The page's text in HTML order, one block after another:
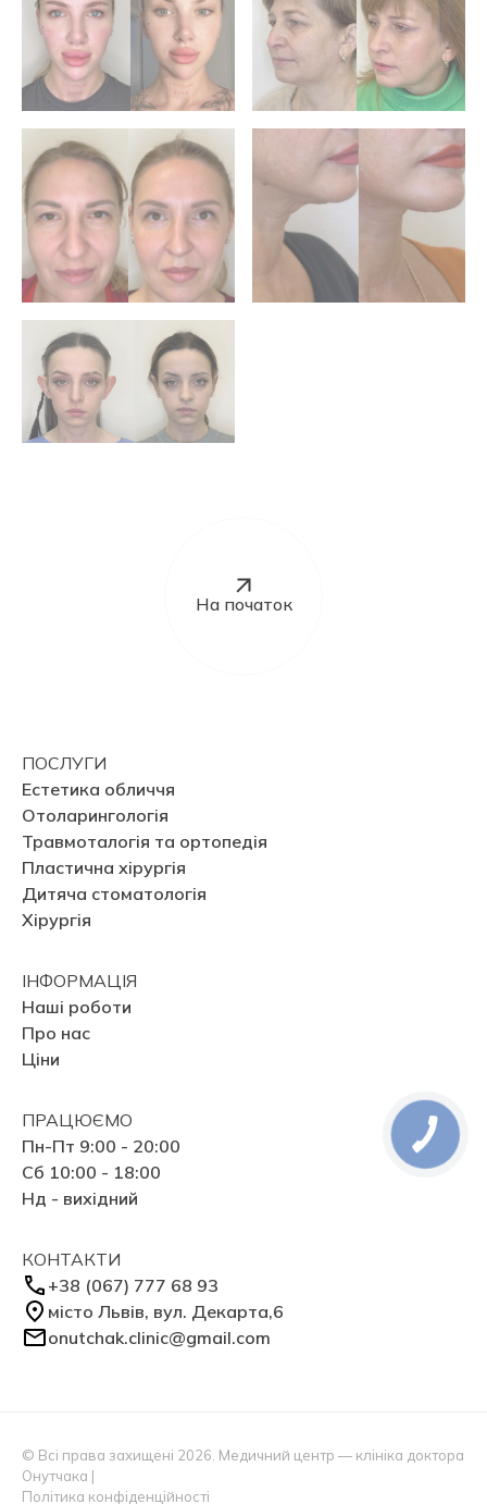
На початок
ПОСЛУГИ
Естетика обличчя
Отоларингологія
Травмоталогія та ортопедія
Пластична хірургія
Дитяча стоматологія
Хірургія
ІНФОРМАЦІЯ
Наші роботи
Про нас
Ціни
ПРАЦЮЄМО
Пн-Пт 9:00 - 20:00
Сб 10:00 - 18:00
Нд - вихідний
КОНТАКТИ
+38 (067) 777 68 93
місто Львів, вул. Декарта,6
onutchak.clinic@gmail.com
© Всі права захищені 2026. Медичний центр — клініка доктора
Онутчака |
Політика конфіденційності